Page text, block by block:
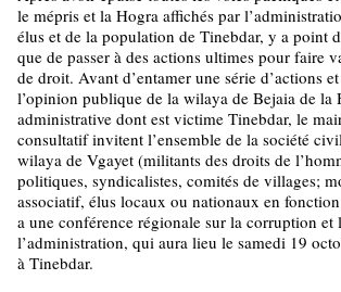
le mépris et la Hogra affichés par
élus et de la population de Tinebdar, y a point
que de passer à des actions ultimes pour faire
de droit. Avant d’entamer une série d’actions
l’opinion publique de la wilaya de Bejaia de la
administrative dont est victime Tinebdar, le
consultatif invitent l’ensemble de la société
wilaya de Vgayet (militants des droits de
politiques, syndicalistes, comités de villages;
associatif, élus locaux ou nationaux en
a une conférence régionale sur la corruption et
l’administration, qui aura lieu le samedi 19
à Tinebdar.